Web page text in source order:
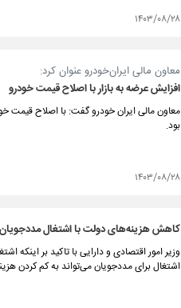
۱۴۰۳/۰۸/۲۸
معاون مالی ایران‌خودرو عنوان کرد:
افزایش عرضه به بازار با اصلاح قیمت خودرو
معاون مالی ایران‌ خودرو گفت: با اصلاح قیمت
بود.
۱۴۰۳/۰۸/۲۸
کاهش هزینه‌‌های دولت با اشتغال مددجویان
وزیر امور اقتصادی و دارایی با تاکید بر
اشتغال برای مددجویان می‌تواند به کم کردن